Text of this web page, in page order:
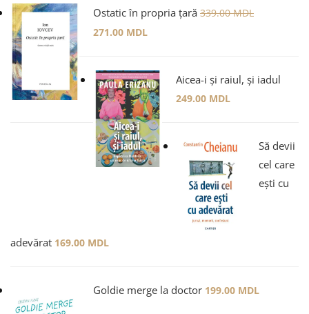
Ostatic în propria țară 339.00MDL
271.00 MDL
Aicea-i și raiul, și iadul
249.00 MDL
Să devii
cel care
ești cu
adevărat 169.00 MDL
Goldie merge la doctor 199.00 MDL